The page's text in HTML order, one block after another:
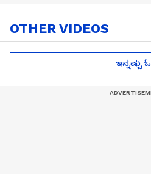
OTHER VIDEOS
ಇನ್ನಷ್ಟು